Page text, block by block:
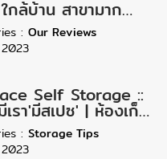
กล้บ้าน สาขามาก
ทย ปลอดภัย 24 ชม.
: Our Reviews
Self Storage ::
เรา'มีสเปซ' | ห้องเก็บ
ช่า 24 ชม.
: Storage Tips